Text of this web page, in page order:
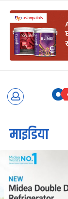
Skip
माइडिया